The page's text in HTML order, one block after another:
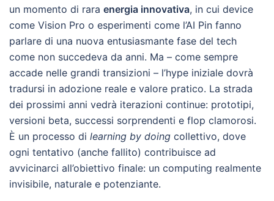
un momento di rara energia innovativa, in cui device
come Vision Pro o esperimenti come l’AI Pin fanno
parlare di una nuova entusiasmante fase del tech
come non succedeva da anni. Ma – come sempre
accade nelle grandi transizioni – l’hype iniziale dovrà
tradursi in adozione reale e valore pratico. La strada
dei prossimi anni vedrà iterazioni continue: prototipi,
versioni beta, successi sorprendenti e flop clamorosi.
È un processo di learning by doing collettivo, dove
ogni tentativo (anche fallito) contribuisce ad
avvicinarci all’obiettivo finale: un computing realmente
invisibile, naturale e potenziante.